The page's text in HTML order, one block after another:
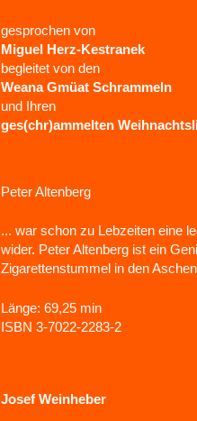
gesprochen von
Miguel Herz-Kestranek
begleitet von den
Weana Gmüat Schrammeln
und Ihren
ges(chr)ammelten
Peter Altenberg
... war schon zu Lebzeiten eine
wider. Peter Altenberg ist ein
Zigarettenstummel in den
Länge: 69,25 min
ISBN 3-7022-2283-2
Josef Weinheber